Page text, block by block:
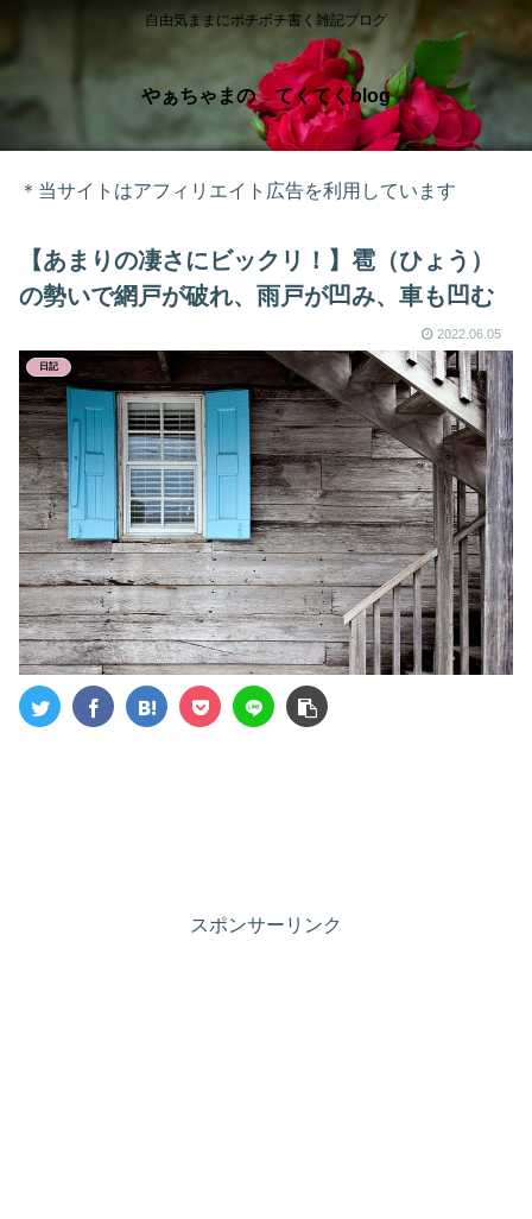
自由気ままにボチボチ書く雑記ブログ
やぁちゃまの てくてくblog
＊当サイトはアフィリエイト広告を利用しています
【あまりの凄さにビックリ！】雹（ひょう）
の勢いで網戸が破れ、雨戸が凹み、車も凹む
2022.06.05
日記
スポンサーリンク